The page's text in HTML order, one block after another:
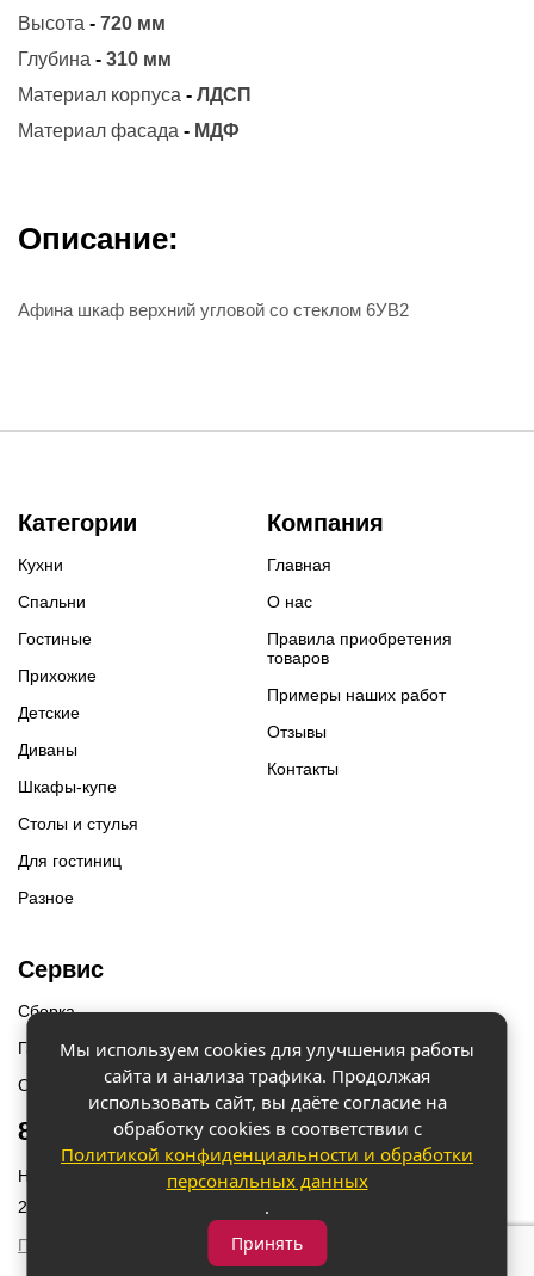
Высота - 720 мм
Глубина - 310 мм
Материал корпуса - ЛДСП
Материал фасада - МДФ
Описание:
Афина шкаф верхний угловой со стеклом 6УВ2
Категории
Кухни
Спальни
Гостиные
Прихожие
Детские
Диваны
Шкафы-купе
Столы и стулья
Для гостиниц
Разное
Компания
Главная
О нас
Правила приобретения
товаров
Примеры наших работ
Отзывы
Контакты
Сервис
Сборка
Гарантии
Оплата и доставка
8 (918) 087-12-00
Наш адрес: г. Краснодар, ул. Бородинская 156/9
2023 © «Мебель 2x2» Все права защищены
Политика конфиденциальности
Мы используем cookies для улучшения работы
сайта и анализа трафика. Продолжая
использовать сайт, вы даёте согласие на
обработку cookies в соответствии с
Политикой конфиденциальности и обработки
персональных данных
.
Принять